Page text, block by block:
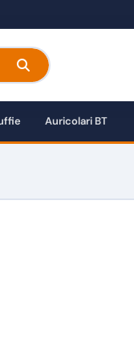
Auricolari BT